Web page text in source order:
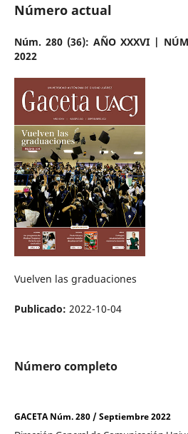
Número actual
Núm. 280 (36): AÑO XXXVI |
2022
Vuelven las graduaciones
Publicado: 2022-10-04
Número completo
GACETA Núm. 280 / Septiembre 2022